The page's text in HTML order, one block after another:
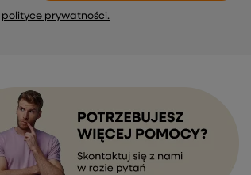
polityce prywatności.